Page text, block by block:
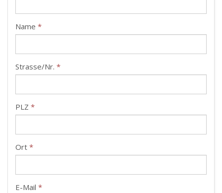
Name *
Strasse/Nr. *
PLZ *
Ort *
E-Mail *